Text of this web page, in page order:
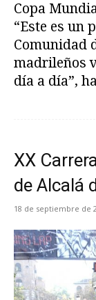
Copa
“Este es un
Comunidad
madrileños
día a día”,
XX
de Alcalá
18 de septiembre de